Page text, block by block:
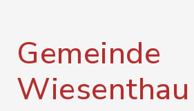
Gemeinde
Wiesenthau